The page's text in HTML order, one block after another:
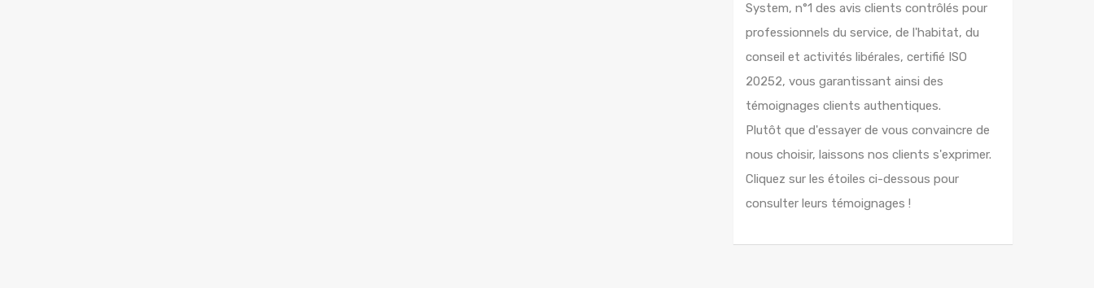
System, n°1 des avis clients contrôlés pour
professionnels du service, de l'habitat, du
conseil et activités libérales, certifié ISO
20252, vous garantissant ainsi des
témoignages clients authentiques.
Plutôt que d'essayer de vous convaincre de
nous choisir, laissons nos clients s'exprimer.
Cliquez sur les étoiles ci-dessous pour
consulter leurs témoignages !